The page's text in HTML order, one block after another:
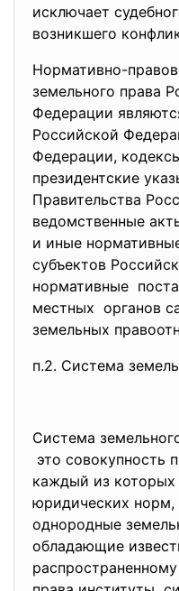
исключает
возникшего
Нормативно-
земельного права
Федерации
Российской
Федерации,
президентские
Правительства
ведомственные
и иные
субъектов
нормативные
местных органов
земельных
п.2. Система
Система
это совокупность
каждый из которых
юридических
однородные
обладающие